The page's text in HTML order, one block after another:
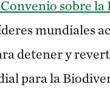
Convenio sobre
mundiales
detener y
para la